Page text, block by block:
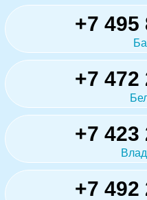
+7 495
+7 472
+7 423
+7 492